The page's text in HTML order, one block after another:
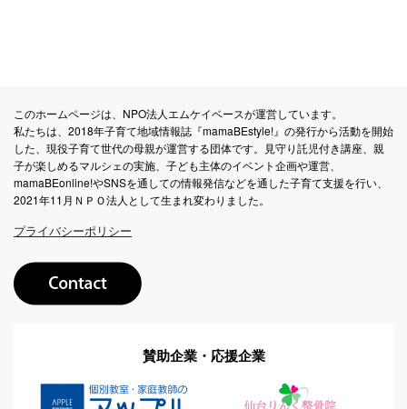
このホームページは、NPO法人エムケイベースが運営しています。
私たちは、2018年子育て地域情報誌『mamaBEstyle!』の発行から活動を開始
した、現役子育て世代の母親が運営する団体です。見守り託児付き講座、親
子が楽しめるマルシェの実施、子ども主体のイベント企画や運営、
mamaBEonline!やSNSを通しての情報発信などを通した子育て支援を行い、
2021年11月ＮＰＯ法人として生まれ変わりました。
プライバシーポリシー
賛助企業・応援企業